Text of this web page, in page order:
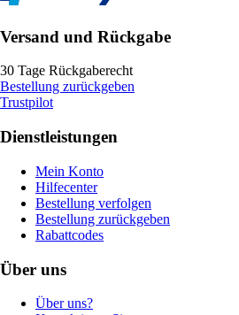
Versand und Rückgabe
30 Tage Rückgaberecht
Bestellung zurückgeben
Trustpilot
Dienstleistungen
Mein Konto
Hilfecenter
Bestellung verfolgen
Bestellung zurückgeben
Rabattcodes
Über uns
Über uns?